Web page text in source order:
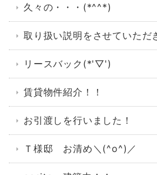
久々の・・・(*^^*)
取り扱い説明をさせていただ
リースバック(*'▽')
賃貸物件紹介！！
お引渡しを行いました！
Ｔ様邸 お清め＼(^o^)／